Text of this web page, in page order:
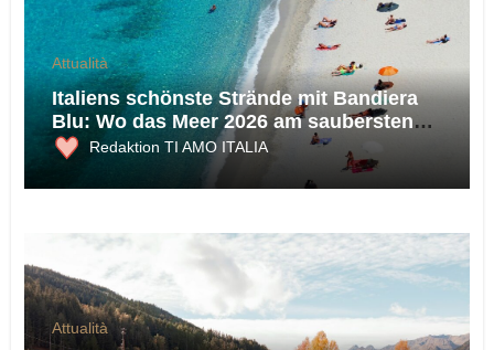
Attualità
Italiens schönste Strände mit Bandiera
Blu: Wo das Meer 2026 am saubersten
ist
Redaktion TI AMO ITALIA
Attualità